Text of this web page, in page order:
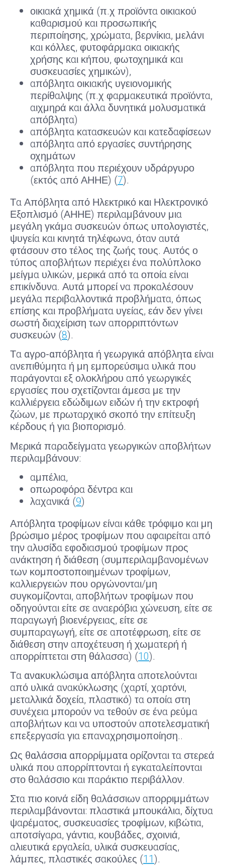
οικιακά χημικά (π.χ προϊόντα οικιακού
καθαρισμού και προσωπικής
περιποίησης, χρώματα, βερνίκια, μελάνι
και κόλλες, φυτοφάρμακα οικιακής
χρήσης και κήπου, φωτοχημικά και
συσκευασίες χημικών),
απόβλητα οικιακής υγειονομικής
περίθαλψης (π.χ φαρμακευτικά προϊόντα,
αιχμηρά και άλλα δυνητικά μολυσματικά
απόβλητα)
απόβλητα κατασκευών και κατεδαφίσεων
απόβλητα από εργασίες συντήρησης
οχημάτων
απόβλητα που περιέχουν υδράργυρο
(εκτός από ΑΗΗΕ) (7).
ΤαΑπόβλητααπό Ηλεκτρικό και Ηλεκτρονικό
Εξοπλισμό (ΑΗΗΕ) περιλαμβάνουν μια
μεγάλη γκάμα συσκευών όπως υπολογιστές,
ψυγεία και κινητά τηλέφωνα, όταν αυτά
φτάσουν στο τέλος της ζωής τους. Αυτός ο
τύπος αποβλήτων περιέχει ένα πολύπλοκο
μείγμα υλικών, μερικά από τα οποία είναι
επικίνδυνα. Αυτά μπορεί να προκαλέσουν
μεγάλα περιβαλλοντικά προβλήματα, όπως
επίσης και προβλήματα υγείας, εάν δεν γίνει
σωστή διαχείριση των απορριπτόντων
συσκευών (8).
Τα αγρο-απόβλητα ή γεωργικά απόβληταείναι
ανεπιθύμητα ή μη εμπορεύσιμα υλικά που
παράγονται εξ ολοκλήρου από γεωργικές
εργασίες που σχετίζονται άμεσα με την
καλλιέργεια εδώδιμων ειδών ή την εκτροφή
ζώων, με πρωταρχικό σκοπό την επίτευξη
κέρδους ή για βιοπορισμό.
Μερικά παραδείγματα γεωργικών αποβλήτων
περιλαμβάνουν:
αμπέλια,
οπωροφόρα δέντρα και
λαχανικά (9)
Απόβλητα τροφίμωνείναι κάθε τρόφιμο και μη
βρώσιμο μέρος τροφίμων που αφαιρείται από
την αλυσίδα εφοδιασμού τροφίμων προς
ανάκτηση ή διάθεση (συμπεριλαμβανομένων
των κομποστοποιημένων τροφίμων,
καλλιεργειών που οργώνονται/μη
συγκομίζονται, αποβλήτων τροφίμων που
οδηγούνται είτε σε αναερόβια χώνευση, είτε σε
παραγωγή βιοενέργειας, είτε σε
συμπαραγωγή, είτε σε αποτέφρωση, είτε σε
διάθεση στην αποχέτευση ή χωματερή ή
απορρίπτεται στη θάλασσα) (10).
Τα ανακυκλώσιμα απόβλητααποτελούνται
από υλικά ανακύκλωσης (χαρτί, χαρτόνι,
μεταλλικά δοχεία, πλαστικό) τα οποία στη
συνέχεια μπορούν να τεθούν σε ένα ρεύμα
αποβλήτων και να υποστούν αποτελεσματική
επεξεργασία για επαναχρησιμοποίηση..
Ως θαλάσσια απορρίμματαορίζονται τα στερεά
υλικά που απορρίπτονται ή εγκαταλείπονται
στο θαλάσσιο και παράκτιο περιβάλλον.
Στα πιο κοινά είδη θαλάσσιων απορριμμάτων
περιλαμβάνονται: πλαστικά μπουκάλια, δίχτυα
ψαρέματος, συσκευασίες τροφίμων, κιβώτια,
αποτσίγαρα, γάντια, κουβάδες, σχοινιά,
αλιευτικά εργαλεία, υλικά συσκευασίας,
λάμπες, πλαστικές σακούλες (11).